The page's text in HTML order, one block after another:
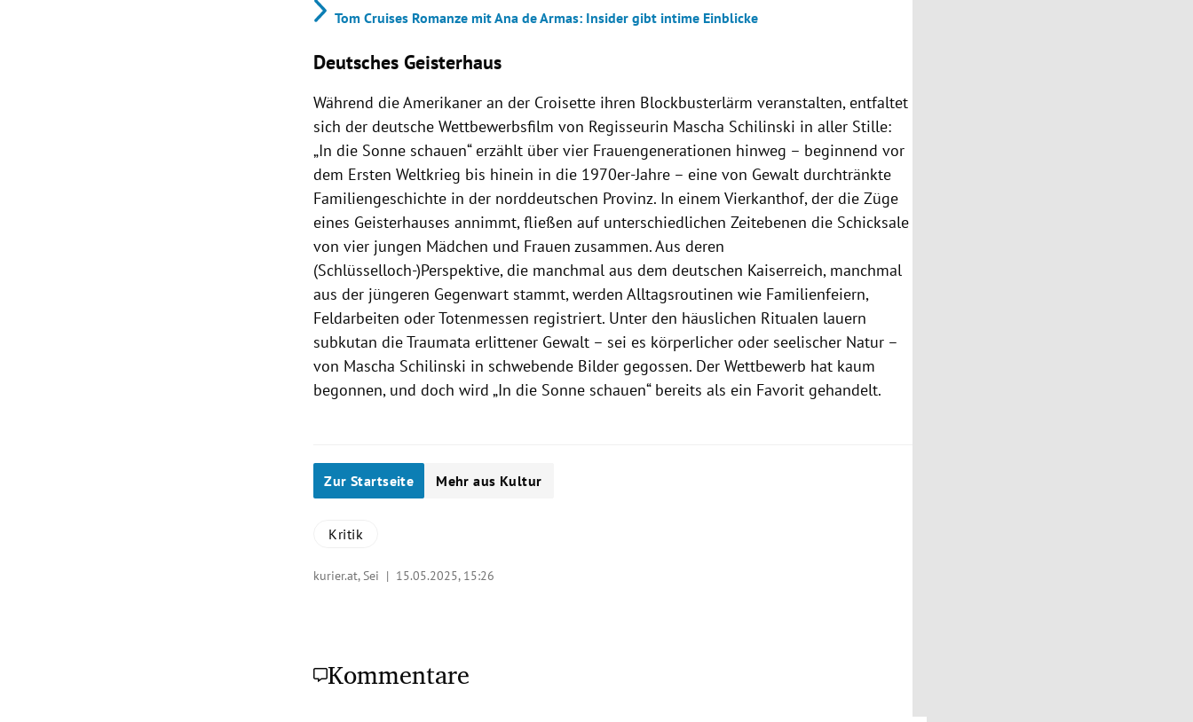
Tom Cruises Romanze mit Ana de Armas: Insider gibt intime Einblicke
Deutsches Geisterhaus
Während die Amerikaner an der Croisette ihren Blockbusterlärm veranstalten, entfaltet
sich der deutsche Wettbewerbsfilm von Regisseurin Mascha Schilinski in aller Stille:
„In die Sonne schauen“ erzählt über vier Frauengenerationen hinweg – beginnend vor
dem Ersten Weltkrieg bis hinein in die 1970er-Jahre – eine von Gewalt durchtränkte
Familiengeschichte in der norddeutschen Provinz. In einem Vierkanthof, der die Züge
eines Geisterhauses annimmt, fließen auf unterschiedlichen Zeitebenen die Schicksale
von vier jungen Mädchen und Frauen zusammen. Aus deren
(Schlüsselloch-)Perspektive, die manchmal aus dem deutschen Kaiserreich, manchmal
aus der jüngeren Gegenwart stammt, werden Alltagsroutinen wie Familienfeiern,
Feldarbeiten oder Totenmessen registriert. Unter den häuslichen Ritualen lauern
subkutan die Traumata erlittener Gewalt – sei es körperlicher oder seelischer Natur –
von Mascha Schilinski in schwebende Bilder gegossen. Der Wettbewerb hat kaum
begonnen, und doch wird „In die Sonne schauen“ bereits als ein Favorit gehandelt.
Zur Startseite Mehr aus Kultur
Kritik
kurier.at, Sei | 15.05.2025, 15:26
Kommentare